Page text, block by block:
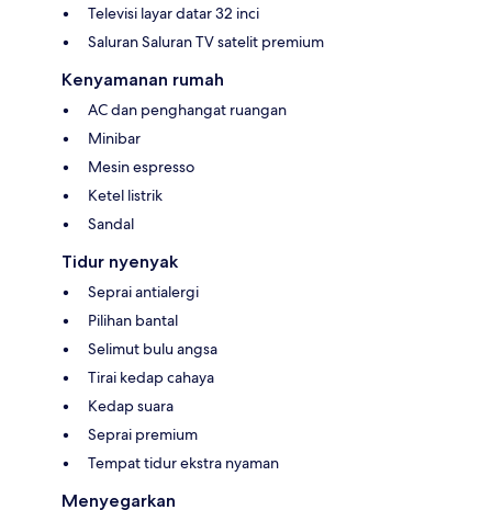
Televisi layar datar 32 inci
Saluran Saluran TV satelit premium
Kenyamanan rumah
AC dan penghangat ruangan
Minibar
Mesin espresso
Ketel listrik
Sandal
Tidur nyenyak
Seprai antialergi
Pilihan bantal
Selimut bulu angsa
Tirai kedap cahaya
Kedap suara
Seprai premium
Tempat tidur ekstra nyaman
Menyegarkan